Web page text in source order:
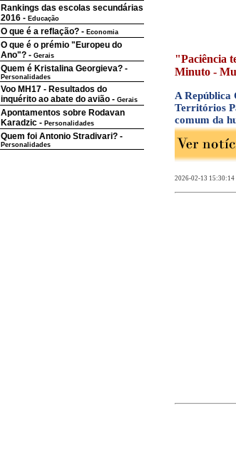
Rankings das escolas secundárias
2016 - Educação
O que é a reflação? - Economia
O que é o prémio "Europeu do
Ano"? - Gerais
Quem é Kristalina Georgieva? -
Personalidades
Voo MH17 - Resultados do
inquérito ao abate do avião - Gerais
Apontamentos sobre Rodavan
Karadzic - Personalidades
Quem foi Antonio Stradivari? -
Personalidades
"Paciência
Minuto -
A República
Territórios
comum da
2026-02-13 15:30:14